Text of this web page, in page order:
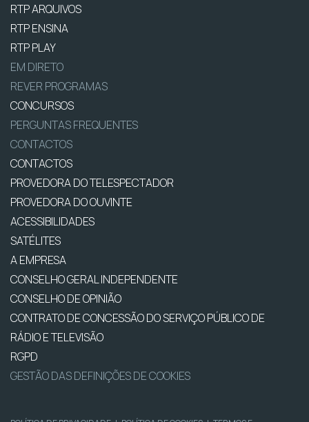
RTP ARQUIVOS
RTP ENSINA
RTP PLAY
EM DIRETO
REVER PROGRAMAS
CONCURSOS
PERGUNTAS FREQUENTES
CONTACTOS
CONTACTOS
PROVEDORA DO TELESPECTADOR
PROVEDORA DO OUVINTE
ACESSIBILIDADES
SATÉLITES
A EMPRESA
CONSELHO GERAL INDEPENDENTE
CONSELHO DE OPINIÃO
CONTRATO DE CONCESSÃO DO SERVIÇO PÚBLICO DE
RÁDIO E TELEVISÃO
RGPD
GESTÃO DAS DEFINIÇÕES DE COOKIES